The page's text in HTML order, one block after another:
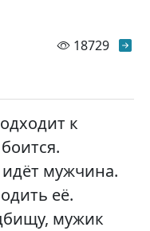
18729
к
идёт мужчина.
её.
мужик